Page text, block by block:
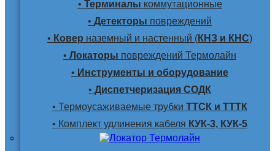
• Терминалы коммутационные
• Детекторы повреждений
• Ковер наземный и настенный (КНЗ и КНС)
• Локаторы повреждений Термолайн
• Инструменты и оборудование
• Диспетчеризация СОДК
• Термоусаживаемые трубки ТТСК и ТТТК
• Комплект удлинения кабеля КУК-3, КУК-5